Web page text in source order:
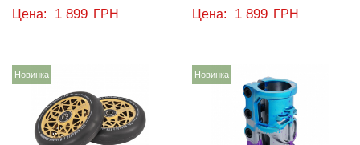
Цена: 1 899 ГРН Цена: 1 899 ГРН
Новинка Новинка